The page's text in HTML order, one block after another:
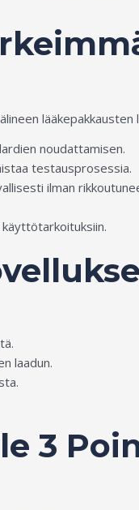
lääkepakkausten
noudattamisen.
testausprosessia.
ilman
laadun.
3